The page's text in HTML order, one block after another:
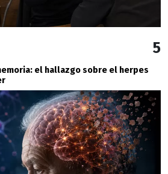
5
el hallazgo sobre el herpes